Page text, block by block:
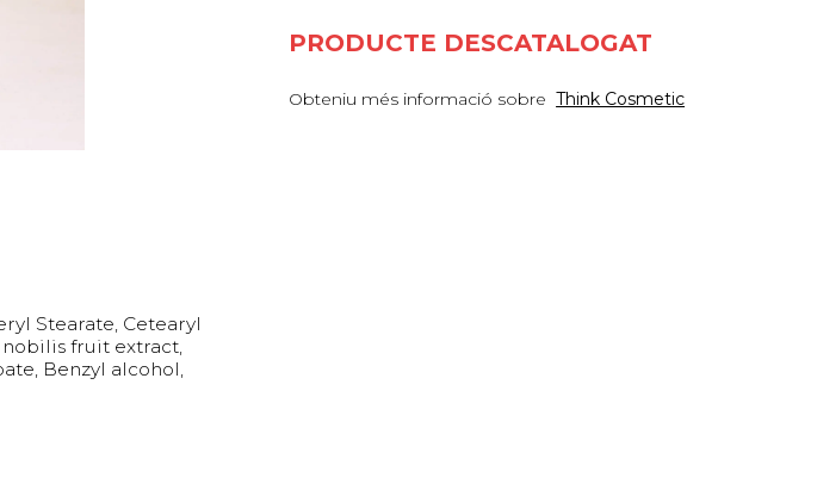
PRODUCTE DESCATALOGAT
Obteniu més informació sobre Think Cosmetic
Stearate, Cetearyl
fruit extract,
Benzyl alcohol,